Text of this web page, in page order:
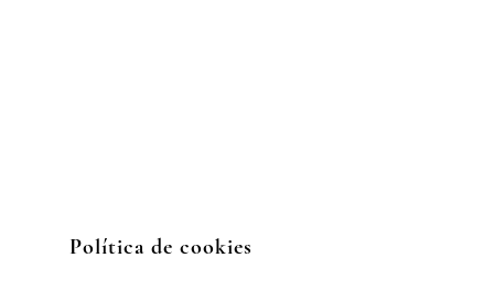
Política de cookies